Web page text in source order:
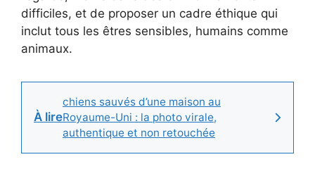
difficiles, et de proposer un cadre éthique qui
inclut tous les êtres sensibles, humains comme
animaux.
À lire
chiens sauvés d’une maison au
Royaume-Uni : la photo virale,
authentique et non retouchée